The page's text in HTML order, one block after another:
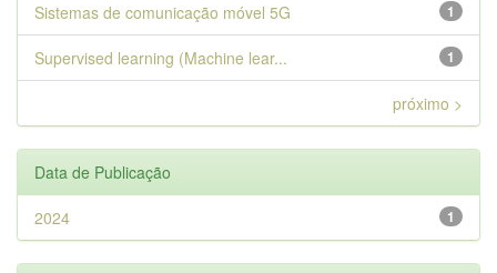
1
Sistemas de comunicação móvel 5G
1
Supervised learning (Machine lear...
próximo >
Data de Publicação
1
2024